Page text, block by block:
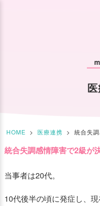
HOME > 医療連携 > 統合失
統合失調感情障害で2級が
当事者は20代。
10代後半の頃に発症し、